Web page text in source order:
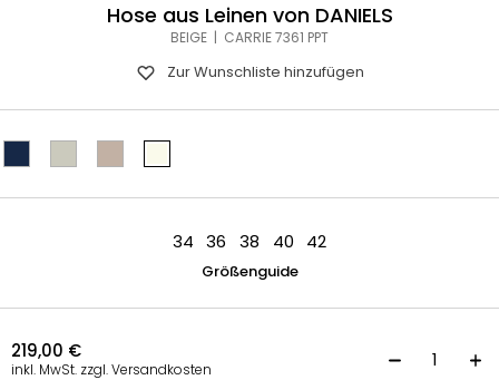
Hose aus Leinen von DANIELS
BEIGE | CARRIE 7361 PPT
Zur Wunschliste hinzufügen
34 36 38 40 42
Größenguide
219,00 €
inkl. MwSt. zzgl. Versandkosten